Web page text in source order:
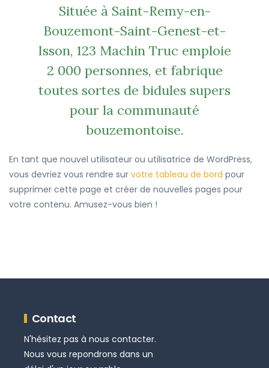
Située à Saint-Remy-en-
Bouzemont-Saint-Genest-et-
Isson, 123 Machin Truc emploie
2 000 personnes, et fabrique
toutes sortes de bidules supers
pour la communauté
bouzemontoise.
En tant que nouvel utilisateur ou utilisatrice de WordPress,
vous devriez vous rendre sur votre tableau de bord pour
supprimer cette page et créer de nouvelles pages pour
votre contenu. Amusez-vous bien !
Contact
N'hésitez pas à nous contacter.
Nous vous repondrons dans un